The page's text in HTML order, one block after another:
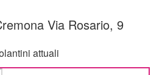
Via Rosario, 9
attuali